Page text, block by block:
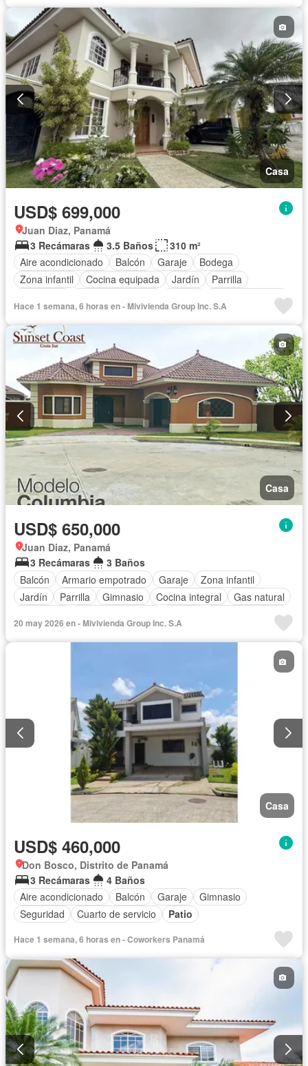
Casa
USD$ 699,000
Juan Diaz, Panamá
3 Recámaras
3.5 Baños
310 m²
Aire acondicionado
Balcón Garaje
Bodega
Zona infantil
Cocina equipada Jardín
Parrilla
Cancha de tenis
Patio
Hace 1 semana, 6 horas en - Mivivienda Group Inc. S.A
Casa
USD$ 650,000
Juan Diaz, Panamá
3 Recámaras
3 Baños
Balcón
Armario empotrado Garaje
Zona infantil
Jardín
Parrilla Gimnasio Cocina integral
Gas natural
Cancha de tenis
Patio
20 may 2026 en - Mivivienda Group Inc. S.A
Casa
USD$ 460,000
Don Bosco, Distrito de Panamá
3 Recámaras
4 Baños
Aire acondicionado
Balcón Garaje
Gimnasio
Seguridad
Cuarto de servicio Patio
Hace 1 semana, 6 horas en - Coworkers Panamá